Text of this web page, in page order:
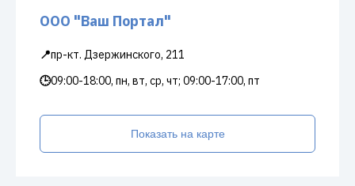
ООО "Ваш Портал"
📍пр-кт. Дзержинского, 211
🕒09:00-18:00, пн, вт, ср, чт; 09:00-17:00, пт
Показать на карте